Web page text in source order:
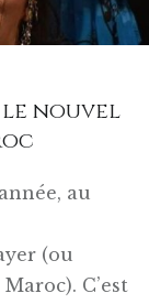
le nouvel
au
(ou
C’est